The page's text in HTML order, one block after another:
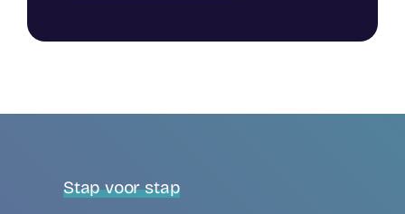
Stap voor stap